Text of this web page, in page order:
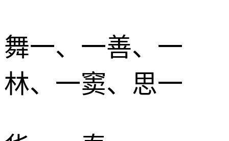
舞一、一善、一
林、一窦、思一